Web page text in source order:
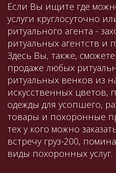
Если Вы ищите где
услуги круглосуточно
ритуального агента -
ритуальных агентств и
Здесь Вы, также,
продаже любых
ритуальных венков из
искусственных цветов,
одежды для усопшего,
товары и похоронные
тех у кого можно
встречу груз-200,
виды похоронных услуг.